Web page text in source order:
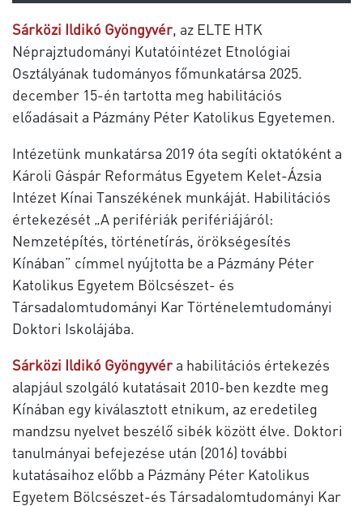
Sárközi Ildikó Gyöngyvér, az ELTE HTK
Néprajztudományi Kutatóintézet Etnológiai
Osztályának tudományos főmunkatársa 2025.
december 15-én tartotta meg habilitációs
előadásait a Pázmány Péter Katolikus Egyetemen.
Intézetünk munkatársa 2019 óta segíti oktatóként a
Károli Gáspár Református Egyetem Kelet-Ázsia
Intézet Kínai Tanszékének munkáját. Habilitációs
értekezését „A perifériák perifériájáról:
Nemzetépítés, történetírás, örökségesítés
Kínában” címmel nyújtotta be a Pázmány Péter
Katolikus Egyetem Bölcsészet- és
Társadalomtudományi Kar Történelemtudományi
Doktori Iskolájába.
Sárközi Ildikó Gyöngyvéra habilitációs értekezés
alapjául szolgáló kutatásait 2010-ben kezdte meg
Kínában egy kiválasztott etnikum, az eredetileg
mandzsu nyelvet beszélő sibék között élve. Doktori
tanulmányai befejezése után (2016) további
kutatásaihoz előbb a Pázmány Péter Katolikus
Egyetem Bölcsészet-és Társadalomtudományi Kar